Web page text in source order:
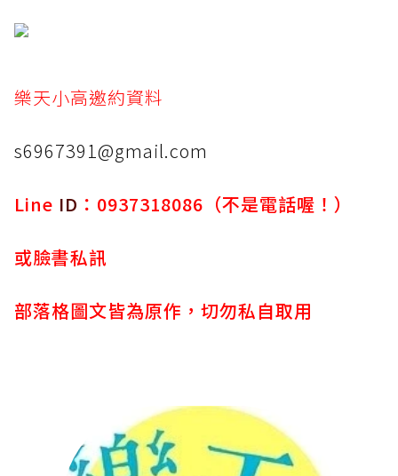
樂天小高邀約資料
s6967391@gmail.com
Line ID ：0937318086（不是電話喔！）
或臉書私訊
部落格圖文皆為原作，切勿私自取用